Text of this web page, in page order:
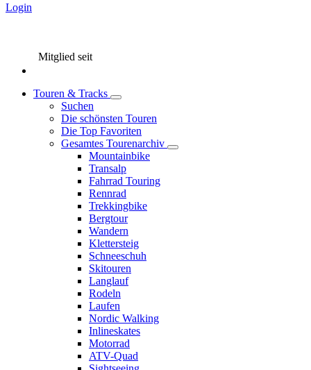
Login
Mitglied seit
Touren & Tracks
Suchen
Die schönsten Touren
Die Top Favoriten
Gesamtes Tourenarchiv
Mountainbike
Transalp
Fahrrad Touring
Rennrad
Trekkingbike
Bergtour
Wandern
Klettersteig
Schneeschuh
Skitouren
Langlauf
Rodeln
Laufen
Nordic Walking
Inlineskates
Motorrad
ATV-Quad